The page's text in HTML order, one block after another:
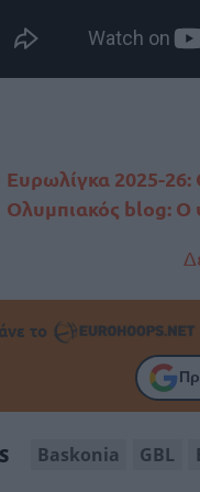
Ευρωλίγκα 2025-
Ολυμπιακός blog: Ο
το
Baskonia GBL